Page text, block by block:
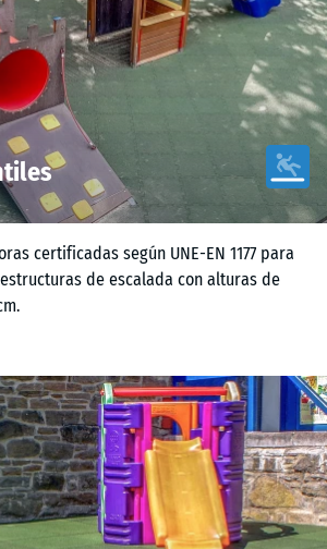
certificadas según UNE-EN 1177 para
de escalada con alturas de